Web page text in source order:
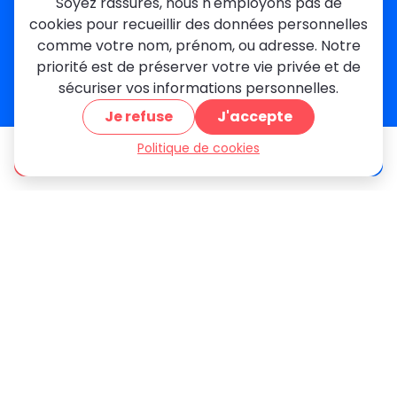
Créteil
Seine-et-Marne
Contact
01 84 24 42 80
contact@metallerie-grand-paris.com
46 bis Av. du Maine, 75015 Paris
Devis gratuit
cookies pour recueillir des données personnelles
comme votre nom, prénom, ou adresse. Notre
priorité est de préserver votre vie privée et de
sécuriser vos informations personnelles.
Je refuse
J'accepte
Politique de cookies